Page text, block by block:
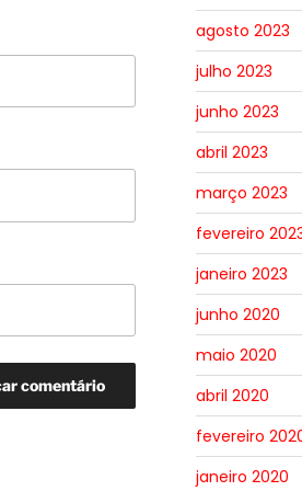
agosto 2023
julho 2023
junho 2023
abril 2023
março 2023
fevereiro
janeiro 2023
junho 2020
maio 2020
abril 2020
fevereiro
janeiro 2020